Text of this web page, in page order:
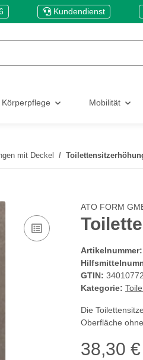
Kundendienst
Mobilität
mit Deckel
ATO FORM
Artikelnummer:
GTIN:
Kategorie:
Die
Oberfläche
38,30 €